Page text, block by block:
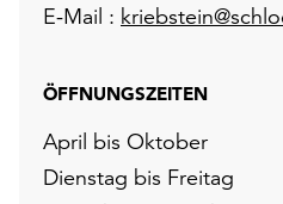
E-Mail :
ÖFFNUNGSZEITEN
April bis Oktober
Dienstag bis Freitag